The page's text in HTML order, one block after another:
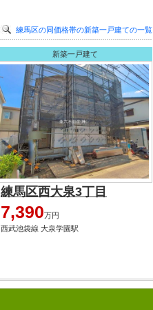
練馬区の同価格帯の新築一戸建ての一覧
新築一戸建て
練馬区西大泉3丁目
7,390万円
西武池袋線 大泉学園駅